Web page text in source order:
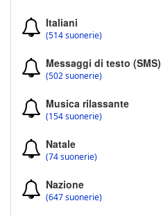
Italiani
(514 suonerie)
Messaggi di testo (SMS)
(502 suonerie)
Musica rilassante
(154 suonerie)
Natale
(74 suonerie)
Nazione
(647 suonerie)